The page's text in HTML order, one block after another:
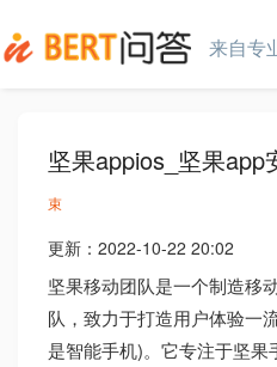
来自专
坚果appios_坚果app
束
更新： 2022-10-22 20:02
坚果移动团队是一个制造移
队，致力于打造用户体验一
是智能手机)。它专注于坚果